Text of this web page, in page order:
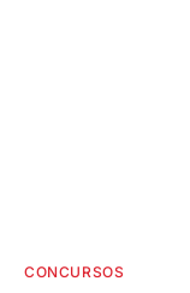
CONCURSOS